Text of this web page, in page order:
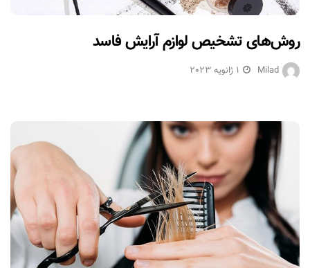
روش‌های تشخیص لوازم آرایش فاسد
Milad 1 ژانویه 2023